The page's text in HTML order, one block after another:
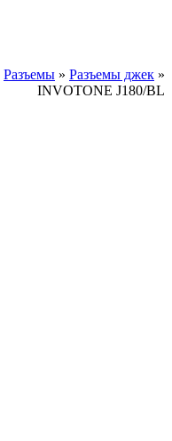
Разъемы » Разъемы джек »
INVOTONE J180/BL